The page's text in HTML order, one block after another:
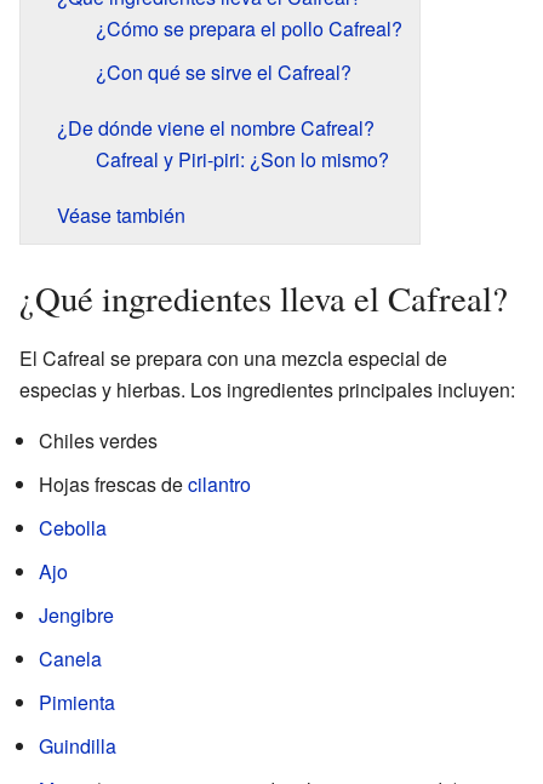
¿Cómo se prepara el pollo Cafreal?
¿Con qué se sirve el Cafreal?
¿De dónde viene el nombre Cafreal?
Cafreal y Piri-piri: ¿Son lo mismo?
Véase también
¿Qué ingredientes lleva el Cafreal?
El Cafreal se prepara con una mezcla especial de
especias y hierbas. Los ingredientes principales incluyen:
Chiles verdes
Hojas frescas decilantro
Cebolla
Ajo
Jengibre
Canela
Pimienta
Guindilla